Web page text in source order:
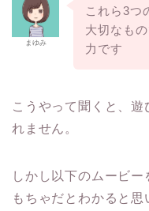
まゆみ
これら3つ
大切なも
力です
こうやって聞くと、
れません。
しかし以下のムービ
もちゃだとわかると思